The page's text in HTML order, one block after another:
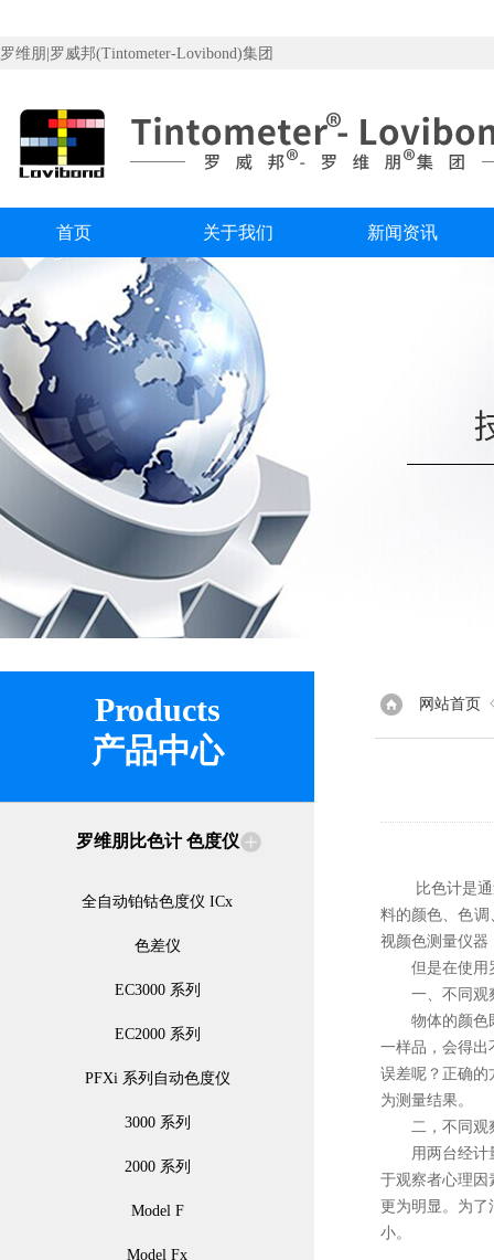
罗维朋|罗威邦(Tintometer-Lovibond)集团
首页 关于我们 新闻资讯
Products
产品中心
罗维朋比色计 色度仪
全自动铂钴色度仪 ICx
色差仪
EC3000 系列
EC2000 系列
PFXi 系列自动色度仪
3000 系列
2000 系列
Model F
Model Fx
网站首页
比色计是通过
料的颜色、色
视颜色测量仪
但是在使用罗
一、不同观
物体的颜色既
一样品，会得出
误差呢？正确的
为测量结果。
二，不同观察
用两台经计量
于观察者心理因
更为明显。为
小。